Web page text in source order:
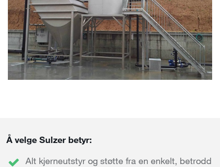
Å velge Sulzer betyr:
Alt kjerneutstyr og støtte fra en enkelt, betrodd